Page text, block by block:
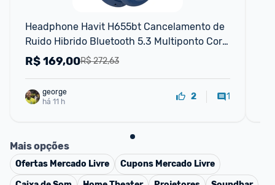
Headphone Havit H655bt Cancelamento de
Ruido Hibrido Bluetooth 5.3 Multiponto Cor
Azul
R$ 272,63
R$169,00
george
há 11 h
2 1
Mais opções
Ofertas Mercado Livre Cupons Mercado Livre